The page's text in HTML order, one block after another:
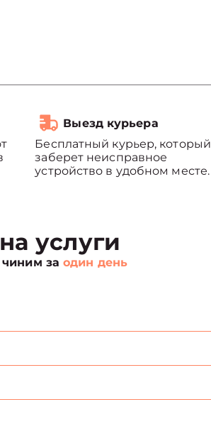
Выезд курьера
Бесплатный курьер, который
заберет неисправное
устройство в удобном месте.
услуги
чиним заодин день